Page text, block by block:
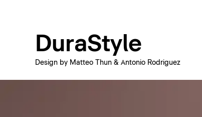
DuraStyle
Design by Matteo Thun & Antonio Rodriguez